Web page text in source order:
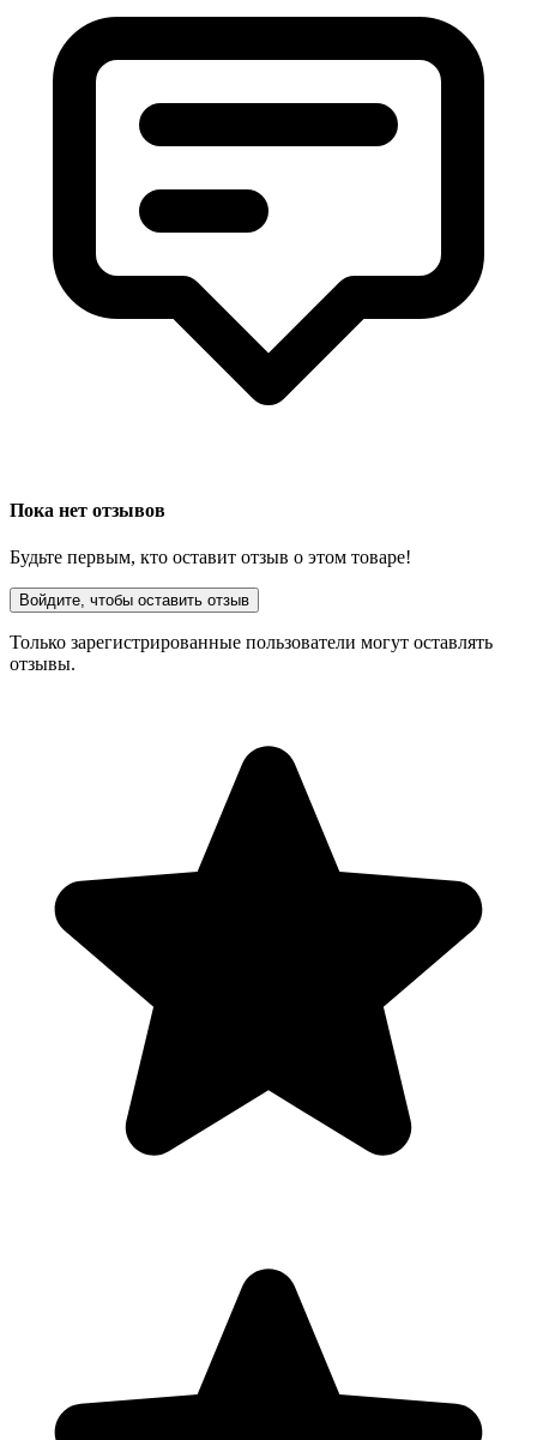
Пока нет отзывов
Будьте первым, кто оставит отзыв о этом товаре!
Войдите, чтобы оставить отзыв
Только зарегистрированные пользователи могут оставлять
отзывы.